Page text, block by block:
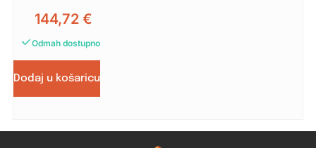
144,72 €
Odmah dostupno
Dodaj u košaricu